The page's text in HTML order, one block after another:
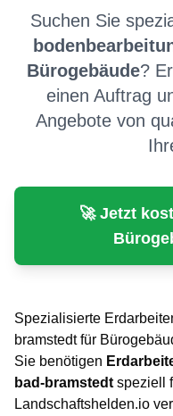
Suchen Sie
Bürogebäude?
einen Auftrag
Angebote von
🚀 Jetzt
Spezialisierte
bramstedtfür
Sie benötigen
bad-bramstedt speziell
Landschaftshelden.io